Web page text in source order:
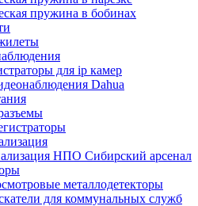
пружина в бобинах
для ip камер
Dahua
НПО Сибирский арсенал
металлодетекторы
для коммунальных служб